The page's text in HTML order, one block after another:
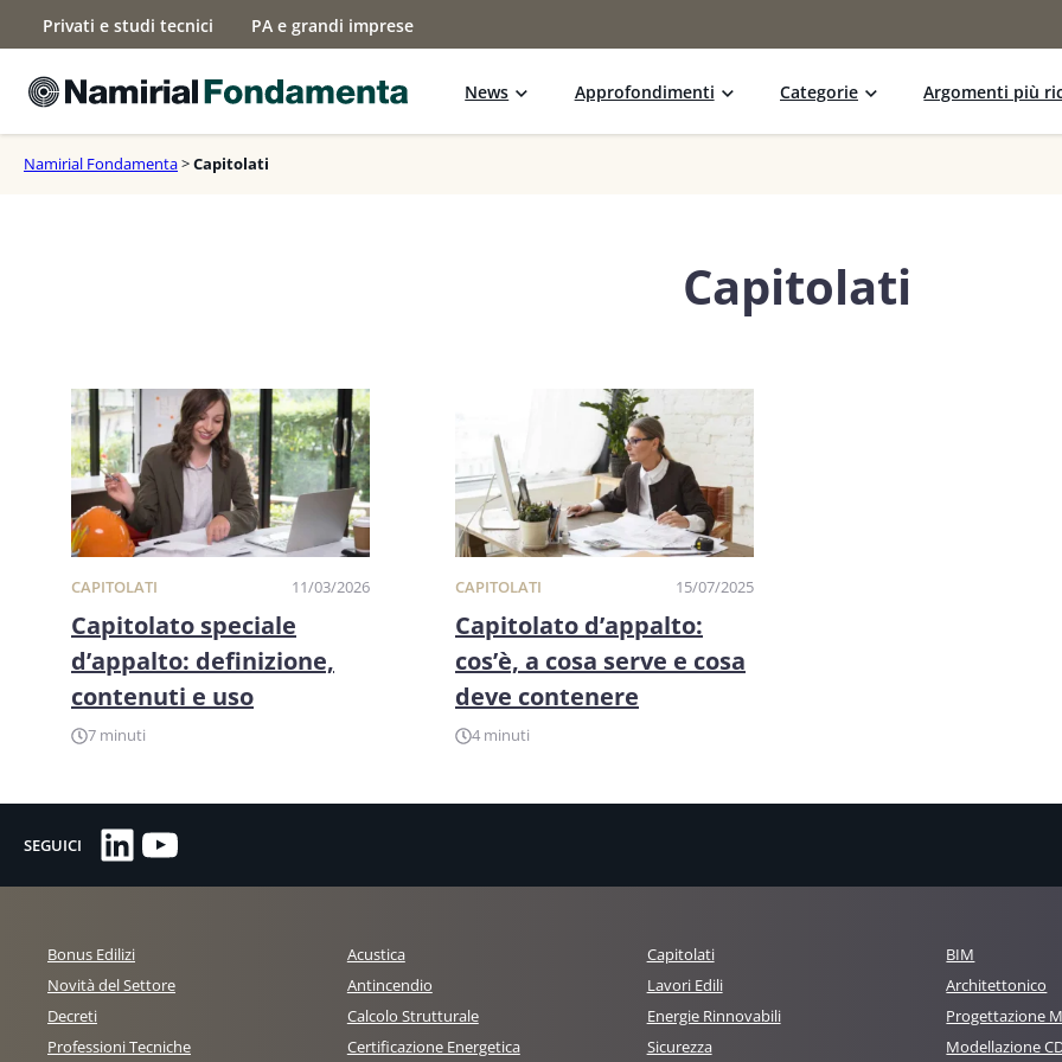
contenuto
Privati e studi tecnici PA e grandi imprese
News Approfondimenti Categorie Argomenti più
Namirial Fondamenta>Capitolati
Capitolati
CAPITOLATI 11/03/2026
Capitolato speciale
d’appalto: definizione,
contenuti e uso
7 minuti
CAPITOLATI 15/07/2025
Capitolato d’appalto:
cos’è, a cosa serve e cosa
deve contenere
4 minuti
SEGUICI LinkedIn
YouTube
Bonus Edilizi
Novità del Settore
Decreti
Professioni Tecniche
Acustica
Antincendio
Calcolo Strutturale
Certificazione Energetica
Capitolati
Lavori Edili
Energie Rinnovabili
Sicurezza
BIM
Architettonico
Progettazione
Modellazione